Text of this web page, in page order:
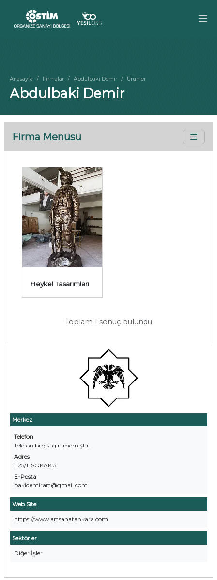
Anasayfa Firmalar Abdulbaki Demir Ürünler
Abdulbaki Demir
Firma Menüsü
Merkez
Telefon
Telefon bilgisi girilmemiştir.
Adres
1125/1. SOKAK 3
E-Posta
bakidemirart@gmail.com
Web Site
https://www.artsanatankara.com
Sektörler
Diğer İşler
Heykel Tasarımları
Toplam 1 sonuç bulundu